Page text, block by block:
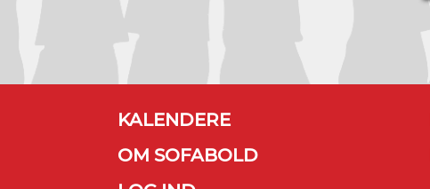
KALENDERE
OM SOFABOLD